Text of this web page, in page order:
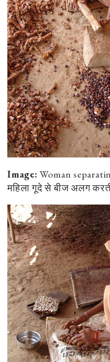
Image: Woman
महिला गूदे से बीज अलग